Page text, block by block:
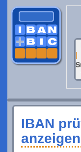
|
IBAN
anzeigen